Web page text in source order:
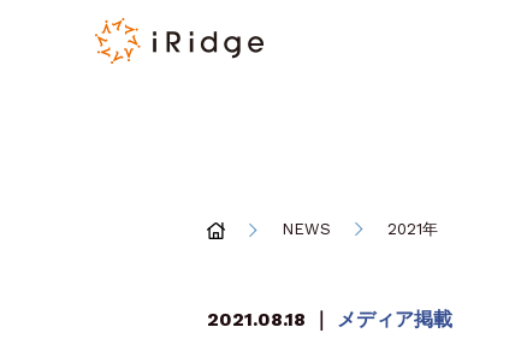
NEWS 2021年
2021.08.18 ｜ メディア掲載